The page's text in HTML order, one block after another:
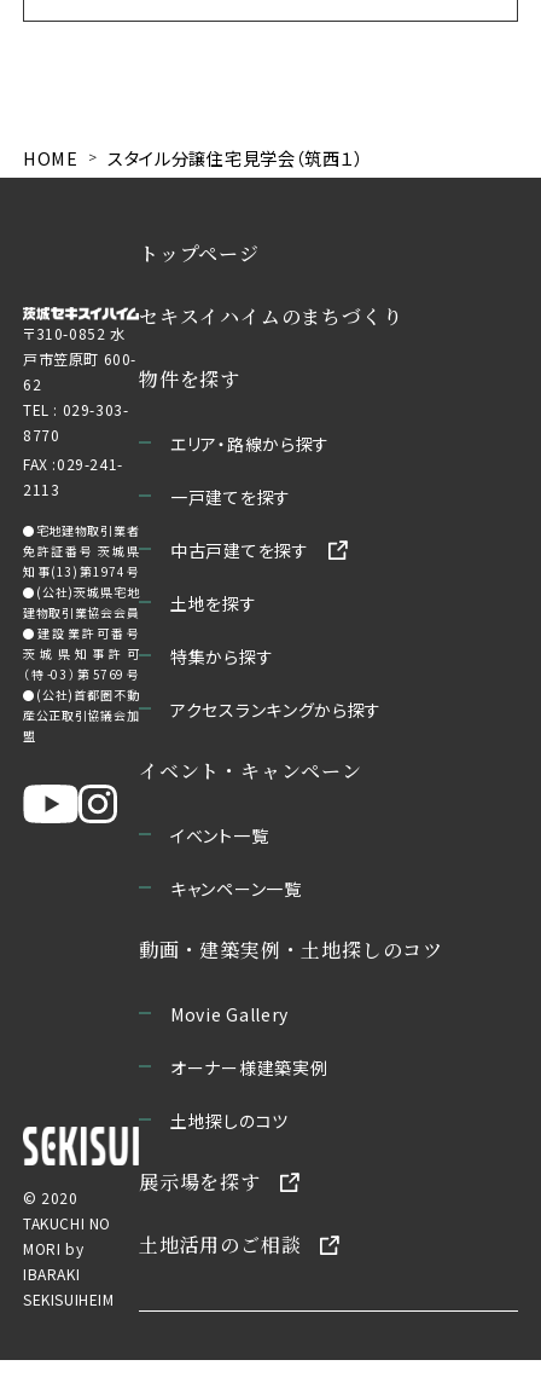
HOME スタイル分譲住宅見学会（筑西１）
〒310-0852 水
戸市笠原町 600-
62
TEL : 029-303-
8770
FAX :029-241-
2113
●宅地建物取引業者
免許証番号 茨城県
知事(13)第1974号
●(公社)茨城県宅地
建物取引業協会会員
●建設業許可番号
茨城県知事許可
（特-03）第5769号
●(公社)首都圏不動
産公正取引協議会加
盟
© 2020
TAKUCHI NO
MORI by
IBARAKI
SEKISUIHEIM
トップページ
セキスイハイムのまちづくり
物件を探す
エリア・路線から探す
一戸建てを探す
中古戸建てを探す
土地を探す
特集から探す
アクセスランキングから探す
イベント・キャンペーン
イベント一覧
キャンペーン一覧
動画・建築実例・土地探しのコツ
Movie Gallery
オーナー様建築実例
土地探しのコツ
展示場を探す
土地活用のご相談